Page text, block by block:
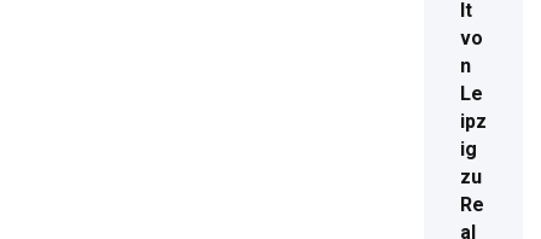
lt
vo
n
Le
ipz
ig
zu
Re
al